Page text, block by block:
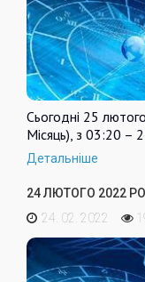
Сьогодні 25
Місяць), з 03:20 –
Детальніше
24 ЛЮТОГО 2022
24. 02. 2022